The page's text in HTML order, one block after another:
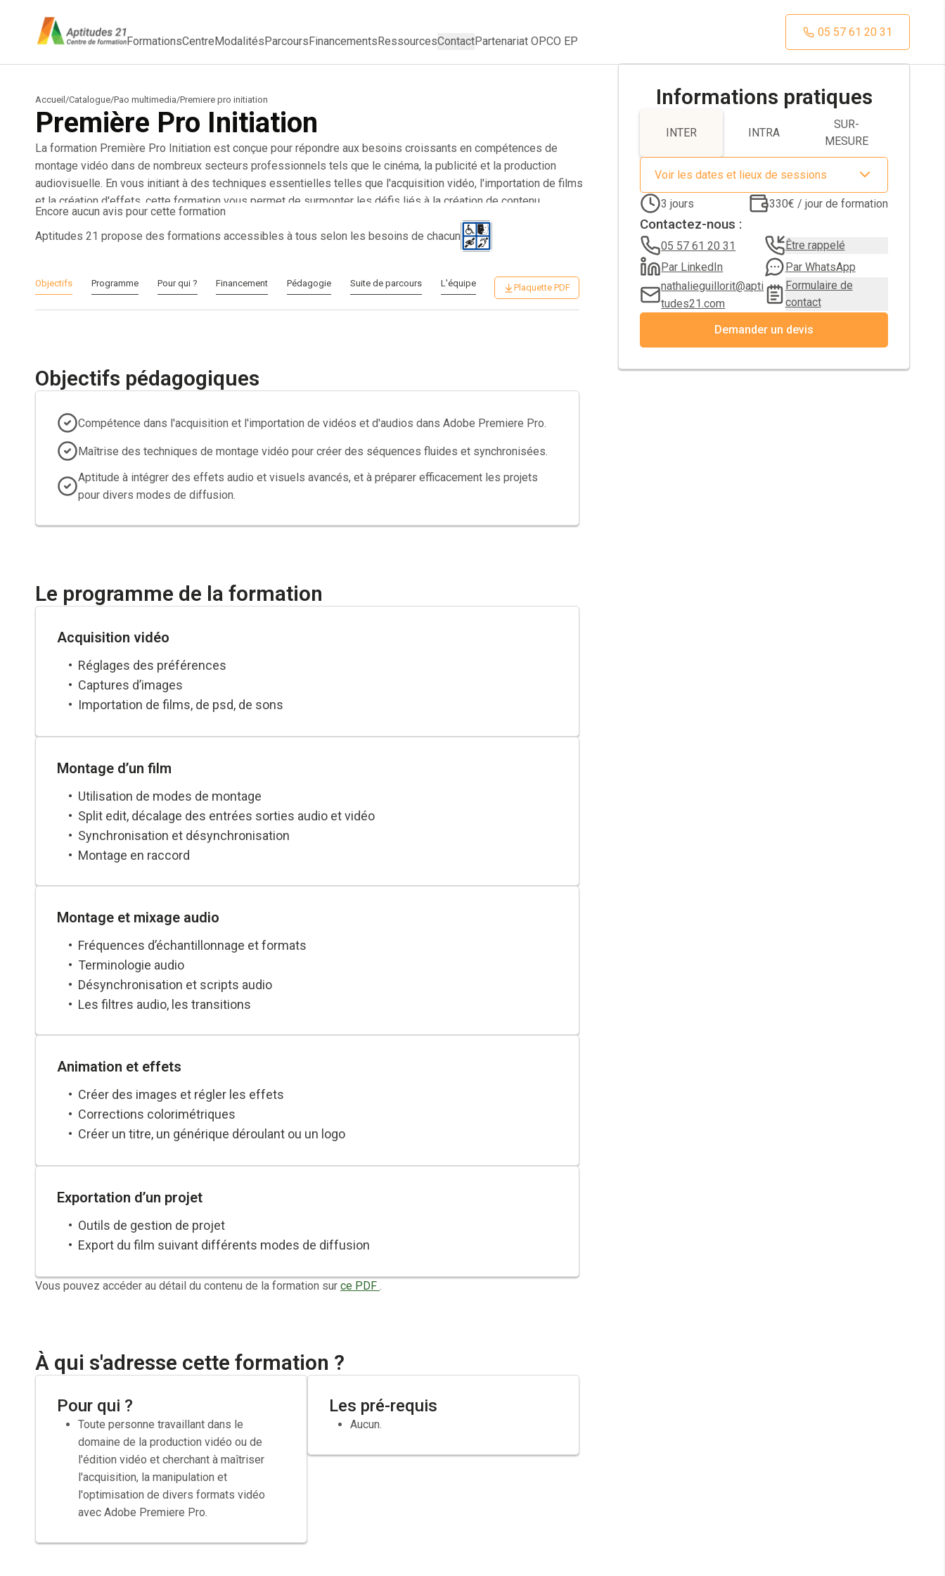
FormationsCentreModalitésParcoursFinancementsRessourcesContactPartenariat OPCO EP
05 57 61 20 31
Accueil /Catalogue/Pao multimedia/Premiere pro initiation
Première Pro Initiation
La formation Première Pro Initiation est conçue pour répondre aux besoins croissants en compétences de
montage vidéo dans de nombreux secteurs professionnels tels que le cinéma, la publicité et la production
audiovisuelle. En vous initiant à des techniques essentielles telles que l'acquisition vidéo, l'importation de films
et la création d'effets, cette formation vous permet de surmonter les défis liés à la création de contenu
numérique de qualité. Vous apprendrez à maîtriser des tâches clés comme le mixage audio, le montage
synchronisé et l'exportation de projets, ce qui vous prépare à des métiers tels que monteur vidéo, assistant de
postproduction ou créateur de contenu. Sur le marché du travail, cette expertise vous rendra plus attractif pour les
augmentez votre employabilité et vos perspectives d'évolution professionnelle. Cette formation constitue un
atout majeur pour ceux souhaitant se démarquer dans l'industrie audiovisuelle, grâce à des compétences
Encore aucun avis pour cette formation
Aptitudes 21 propose des formations accessibles à tous selon les besoins de chacun
Objectifs Programme Pour qui ? Financement Pédagogie Suite de parcours L'équipe Plaquette PDF
Objectifs pédagogiques
Compétence dans l'acquisition et l'importation de vidéos et d'audios dans Adobe Premiere Pro.
Maîtrise des techniques de montage vidéo pour créer des séquences fluides et synchronisées.
Aptitude à intégrer des effets audio et visuels avancés, et à préparer efficacement les projets
pour divers modes de diffusion.
Le programme de la formation
Acquisition vidéo
Réglages des préférences
Captures d’images
Importation de films, de psd, de sons
Montage d’un film
Utilisation de modes de montage
Split edit, décalage des entrées sorties audio et vidéo
Synchronisation et désynchronisation
Montage en raccord
Montage et mixage audio
Fréquences d’échantillonnage et formats
Terminologie audio
Désynchronisation et scripts audio
Les filtres audio, les transitions
Animation et effets
Créer des images et régler les effets
Corrections colorimétriques
Créer un titre, un générique déroulant ou un logo
Exportation d’un projet
Outils de gestion de projet
Export du film suivant différents modes de diffusion
Vous pouvez accéder au détail du contenu de la formation sur ce PDF .
À qui s'adresse cette formation ?
Pour qui ?
Toute personne travaillant dans le
domaine de la production vidéo ou de
l'édition vidéo et cherchant à maîtriser
l'acquisition, la manipulation et
l'optimisation de divers formats vidéo
avec Adobe Premiere Pro.
Les pré-requis
Aucun.
Informations pratiques
INTER INTRA
SUR-
MESURE
Voir les dates et lieux de sessions
3 jours 330€ / jour de formation
Contactez-nous :
05 57 61 20 31
Par LinkedIn
nathalieguillorit@apti
tudes21.com
Être rappelé
Par WhatsApp
Formulaire de
contact
Demander un devis